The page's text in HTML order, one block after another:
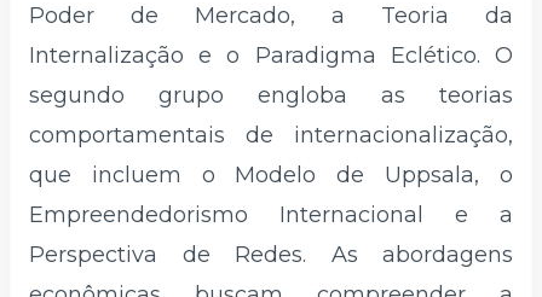
Poder de Mercado, a Teoria da
Internalização e o Paradigma Eclético. O
segundo grupo engloba as teorias
comportamentais de internacionalização,
que incluem o Modelo de Uppsala, o
Empreendedorismo Internacional e a
Perspectiva de Redes. As abordagens